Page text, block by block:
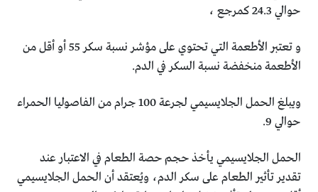
‏حوالي 24.3 كمرجع ،
و تعتبر الأطعمة التي تحتوي على‎ ‎مؤشر نسبة سكر‎ 55 ‎أو أقل من
‏الأطعمة منخفضة نسبة السكر في الدم. ‏
ويبلغ الحمل الجلايسيمي لجرعة 100 جرام من الفاصوليا الحمراء
‏حوالي 9. ‏
الحمل الجلايسيمي يأخذ حجم حصة الطعام في الاعتبار عند
‏تقدير تأثير الطعام على سكر الدم، ويُعتقد أن الحمل الجلايسيمي